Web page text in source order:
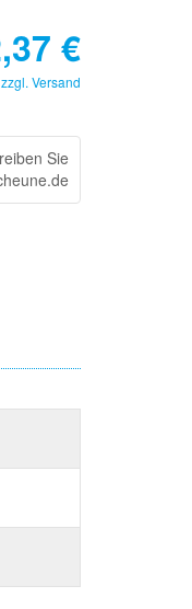
€
Versand
Sie